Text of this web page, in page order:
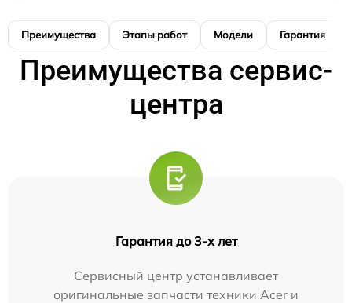
Преимущества Этапы работ Модели Гарантия
Преимущества сервис-
центра
Гарантия до 3-х лет
Сервисный центр устанавливает
оригинальные запчасти техники Acer и